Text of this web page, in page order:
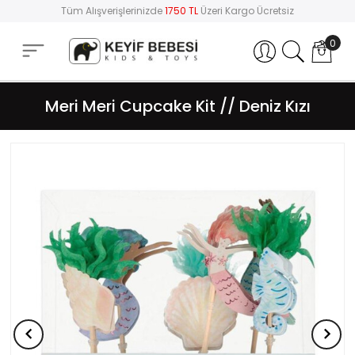
Tüm Alışverişlerinizde1750 TL Üzeri Kargo Ücretsiz
Hesabım 0
Meri Meri Cupcake Kit // Deniz Kızı